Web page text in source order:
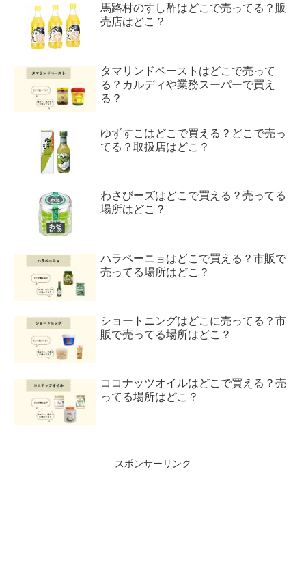
馬路村のすし酢はどこで売ってる？販
売店はどこ？
タマリンドペーストはどこで売って
る？カルディや業務スーパーで買え
る？
ゆずすこはどこで買える？どこで売っ
てる？取扱店はどこ？
わさびーズはどこで買える？売ってる
場所はどこ？
ハラペーニョはどこで買える？市販で
売ってる場所はどこ？
ショートニングはどこに売ってる？市
販で売ってる場所はどこ？
ココナッツオイルはどこで買える？売
ってる場所はどこ？
スポンサーリンク